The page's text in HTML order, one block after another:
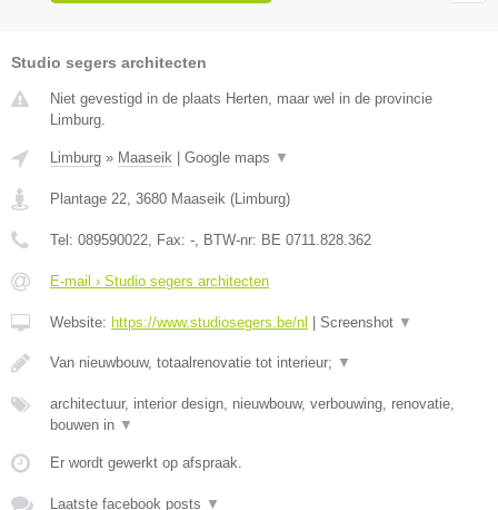
Studio segers architecten
Niet gevestigd in de plaats Herten, maar wel in de provincie
Limburg.
Limburg » Maaseik Google maps ▼
Plantage 22, 3680 Maaseik (Limburg)
Tel: 089590022, Fax: -, BTW-nr: BE 0711.828.362
E-mail › Studio segers architecten
Website: https://www.studiosegers.be/nl Screenshot ▼
Van nieuwbouw, totaalrenovatie tot interieur; ▼
architectuur, interior design, nieuwbouw, verbouwing, renovatie,
bouwen in ▼
Er wordt gewerkt op afspraak.
Laatste facebook posts ▼